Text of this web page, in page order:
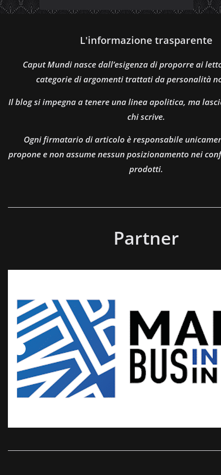
L'informazione trasparente
Caput Mundi nasce dall’esigenza di proporre ai
categorie di argomenti trattati da personalità
Il blog si impegna a tenere una linea apolitica, ma
chi scrive.
Ogni firmatario di articolo è responsabile
propone e non assume nessun posizionamento nei
prodotti.
Partner